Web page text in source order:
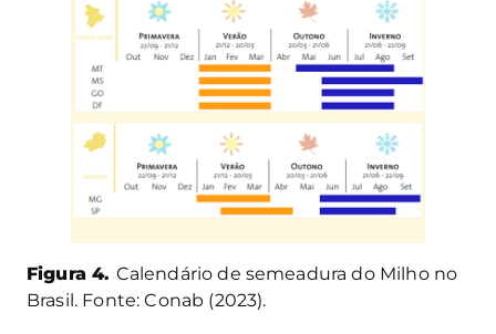
Figura 4. Calendário de semeadura do Milho no
Brasil. Fonte: Conab (2023).